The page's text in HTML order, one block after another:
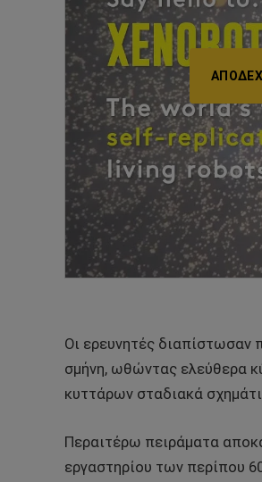
Οι ερευνητές διαπίστωσαν
σμήνη, ωθώντας ελεύθερα
κυττάρων σταδιακά
Περαιτέρω πειράματα
εργαστηρίου των περίπου